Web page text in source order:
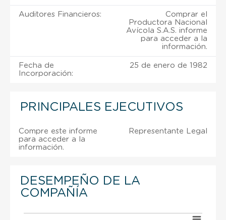
Auditores Financieros:
Comprar el
Productora Nacional
Avícola S.A.S. informe
para acceder a la
información.
Fecha de
Incorporación:
25 de enero de 1982
PRINCIPALES EJECUTIVOS
Compre este informe
para acceder a la
información.
Representante Legal
DESEMPEÑO DE LA
COMPAÑÍA